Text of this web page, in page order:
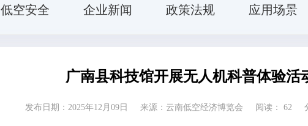
低空安全 企业新闻 政策法规 应用场景
广南县科技馆开展无人机科普体验活
发布日期：2025年12月09日 来源：云南低空经济博览会 阅读： 62